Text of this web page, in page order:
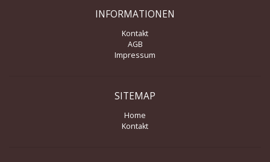
INFORMATIONEN
Kontakt
AGB
Impressum
SITEMAP
Home
Kontakt